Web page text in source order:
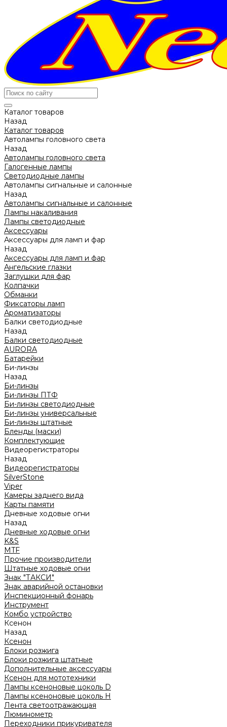
Каталог товаров
Назад
Каталог товаров
Автолампы головного света
Назад
Автолампы головного света
Галогенные лампы
Светодиодные лампы
Автолампы сигнальные и салонные
Назад
Автолампы сигнальные и салонные
Лампы накаливания
Лампы светодиодные
Аксессуары
Аксессуары для ламп и фар
Назад
Аксессуары для ламп и фар
Ангельские глазки
Заглушки для фар
Колпачки
Обманки
Фиксаторы ламп
Ароматизаторы
Балки светодиодные
Назад
Балки светодиодные
AURORA
Батарейки
Би-линзы
Назад
Би-линзы
Би-линзы ПТФ
Би-линзы светодиодные
Би-линзы универсальные
Би-линзы штатные
Бленды (маски)
Комплектующие
Видеорегистраторы
Назад
Видеорегистраторы
SilverStone
Viper
Камеры заднего вида
Карты памяти
Дневные ходовые огни
Назад
Дневные ходовые огни
K&S
MTF
Прочие производители
Штатные ходовые огни
Знак "ТАКСИ"
Знак аварийной остановки
Инспекционный фонарь
Инструмент
Комбо устройство
Ксенон
Назад
Ксенон
Блоки розжига
Блоки розжига штатные
Дополнительные аксессуары
Ксенон для мототехники
Лампы ксеноновые цоколь D
Лампы ксеноновые цоколь H
Лента светоотражающая
Люминометр
Переходники прикуривателя